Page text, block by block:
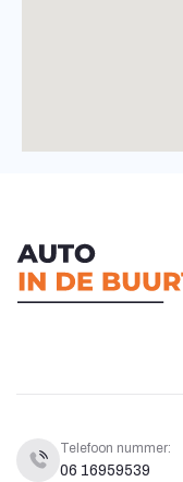
Telefoon nummer:
06 16959539